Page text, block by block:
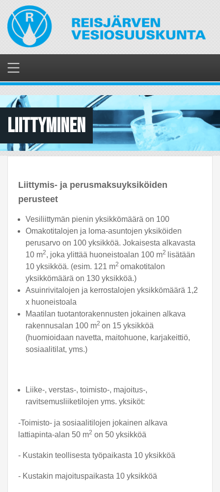
pääsisältöön
Liittyminen
Liittymis- ja perusmaksuyksiköiden
perusteet
Vesiliittymän pienin yksikkömäärä on 100
Omakotitalojen ja loma-asuntojen yksiköiden
perusarvo on 100 yksikköä. Jokaisesta alkavasta
10 m2, joka ylittää huoneistoalan 100 m2
lisätään
10 yksikköä. (esim. 121 m2 omakotitalon
yksikkömäärä on 130 yksikköä.)
Asuinrivitalojen ja kerrostalojen yksikkömäärä 1,2
x huoneistoala
Maatilan tuotantorakennusten jokainen alkava
rakennusalan 100 m2 on 15 yksikköä
(huomioidaan navetta, maitohuone, karjakeittiö,
sosiaalitilat, yms.)
Liike-, verstas-, toimisto-, majoitus-,
ravitsemusliiketilojen yms. yksiköt:
-Toimisto- ja sosiaalitilojen jokainen alkava
lattiapinta-alan 50 m2 on 50 yksikköä
- Kustakin teollisesta työpaikasta 10 yksikköä
- Kustakin majoituspaikasta 10 yksikköä